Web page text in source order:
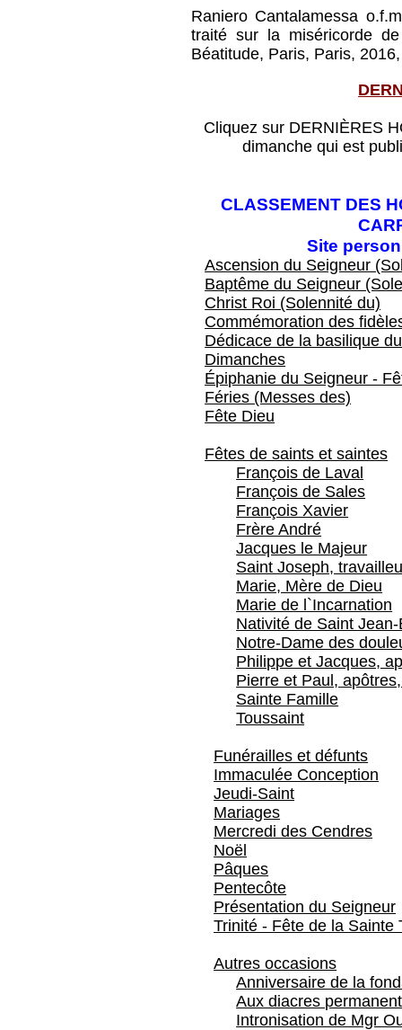
Raniero Cantalamessa
traité sur la miséricorde
Béatitude, Paris, Paris,
Cliquez sur DERNIÈRES
dimanche qui est
CLASSEMENT DES
Site
Ascension du Seigneur
Baptême du Seigneur
Christ Roi (Solennité du)
Commémoration des
Dédicace de la basilique
Dimanches
Épiphanie du Seigneur -
Féries (Messes des)
Fête Dieu
Fêtes de saints et saintes
François de Laval
François de Sales
François Xavier
Frère André
Jacques le Majeur
Saint Joseph,
Marie, Mère de Dieu
Marie de l`Incarnation
Nativité de Saint
Notre-Dame des
Philippe et Jacques,
Pierre et Paul,
Sainte Famille
Toussaint
Funérailles et défunts
Immaculée Conception
Jeudi-Saint
Mariages
Mercredi des Cendres
Noël
Pâques
Pentecôte
Présentation du Seigneur
Trinité - Fête de la Sainte
Autres occasions
Anniversaire de la
Aux diacres
Intronisation de Mgr